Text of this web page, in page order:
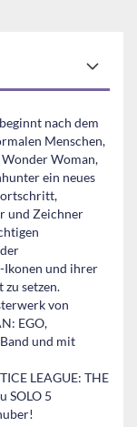
nach dem
Menschen,
Woman,
ein neues
und Zeichner
Ikonen und ihrer
setzen.
von
EGO,
und mit
LEAGUE: THE
SOLO 5